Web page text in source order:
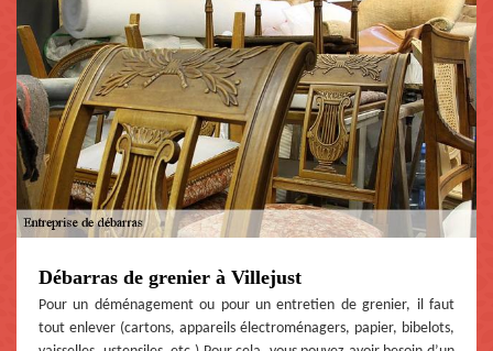
Débarras de grenier à Villejust
Pour un déménagement ou pour un entretien de grenier, il faut
tout enlever (cartons, appareils électroménagers, papier, bibelots,